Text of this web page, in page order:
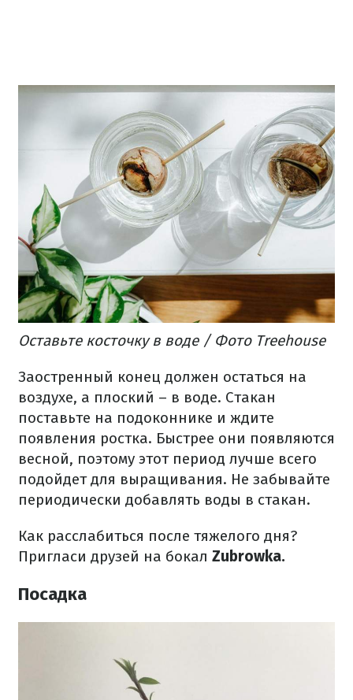
Оставьте косточку в воде / Фото Treehouse
Заостренный конец должен остаться на
воздухе, а плоский – в воде. Стакан
поставьте на подоконнике и ждите
появления ростка. Быстрее они появляются
весной, поэтому этот период лучше всего
подойдет для выращивания. Не забывайте
периодически добавлять воды в стакан.
Как расслабиться после тяжелого дня?
Пригласи друзей на бокал Zubrowka.
Посадка